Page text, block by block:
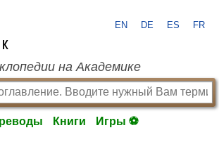
EN DE ES FR
на Академике
Книги Игры ⚽